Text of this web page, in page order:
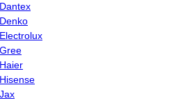
Dantex
Denko
Electrolux
Gree
Haier
Hisense
Jax